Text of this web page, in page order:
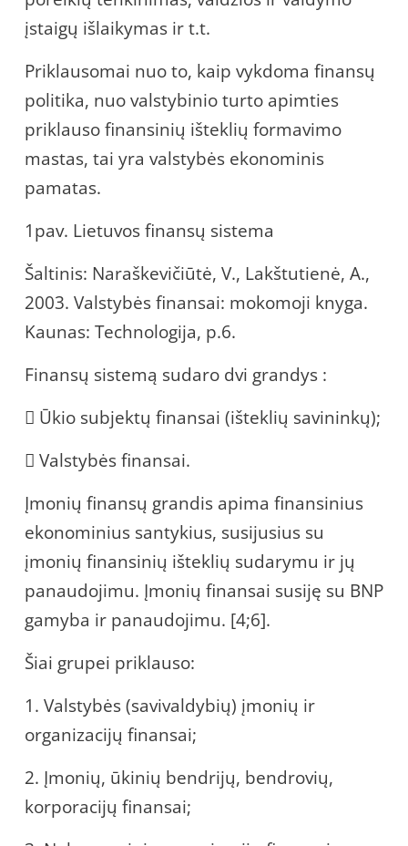
įstaigų išlaikymas ir t.t.
Priklausomai nuo to, kaip vykdoma finansų
politika, nuo valstybinio turto apimties
priklauso finansinių išteklių formavimo
mastas, tai yra valstybės ekonominis
pamatas.
1pav. Lietuvos finansų sistema
Šaltinis: Naraškevičiūtė, V., Lakštutienė, A.,
2003. Valstybės finansai: mokomoji knyga.
Kaunas: Technologija, p.6.
Finansų sistemą sudaro dvi grandys :
 Ūkio subjektų finansai (išteklių savininkų);
 Valstybės finansai.
Įmonių finansų grandis apima finansinius
ekonominius santykius, susijusius su
įmonių finansinių išteklių sudarymu ir jų
panaudojimu. Įmonių finansai susiję su BNP
gamyba ir panaudojimu. [4;6].
Šiai grupei priklauso:
1. Valstybės (savivaldybių) įmonių ir
organizacijų finansai;
2. Įmonių, ūkinių bendrijų, bendrovių,
korporacijų finansai;